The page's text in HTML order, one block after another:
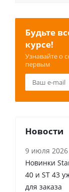
Будьте
курсе!
Узнавайте о
первым
Новости
9 июля 2026
Новинки
40 и ST 43
для заказа